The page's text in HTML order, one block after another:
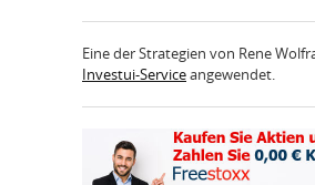
Eine der Strategien von Rene
Investui-Serviceangewendet.